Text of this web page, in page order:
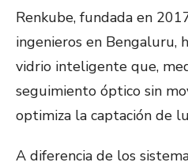
Renkube, fundada en
ingenieros en Bengaluru,
vidrio inteligente que,
seguimiento óptico sin
optimiza la captación de
A diferencia de los